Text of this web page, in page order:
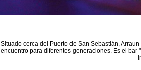
Situado cerca del Puerto de San Sebastián,
encuentro para diferentes generaciones. Es el